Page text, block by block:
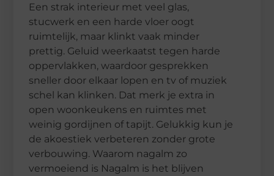
Een strak interieur met veel glas,
stucwerk en een harde vloer oogt
ruimtelijk, maar klinkt vaak minder
prettig. Geluid weerkaatst tegen harde
oppervlakken, waardoor gesprekken
sneller door elkaar lopen en tv of muziek
schel kan klinken. Dat merk je extra in
open woonkeukens en ruimtes met
weinig gordijnen of tapijt. Gelukkig kun je
de akoestiek verbeteren zonder grote
verbouwing. Waarom nagalm zo
vermoeiend is Nagalm is het blijven